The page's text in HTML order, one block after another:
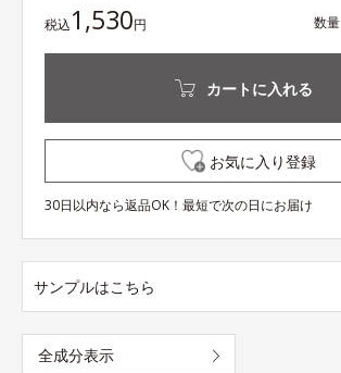
税込1,530円 数量
カートに入れる
お気に入り登録
30日以内なら返品OK！最短で次の日にお届け
サンプルはこちら
全成分表示